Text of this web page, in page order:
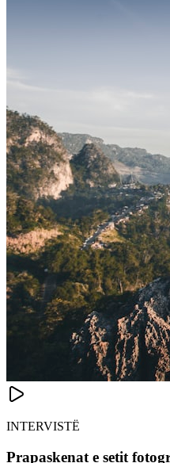
INTERVISTË
Prapaskenat e setit